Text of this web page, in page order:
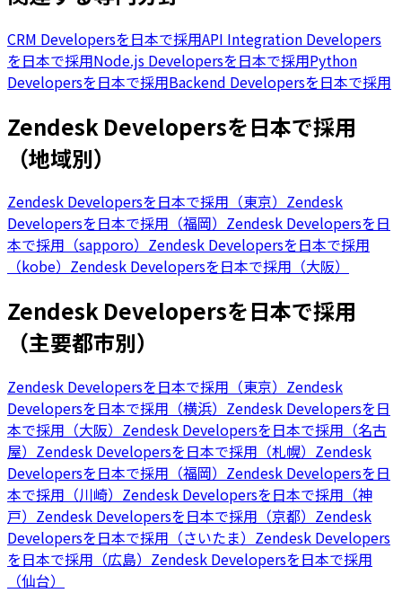
CRM Developersを日本で採用API Integration Developers
を日本で採用Node.js Developersを日本で採用Python
Developersを日本で採用Backend Developersを日本で採用
Zendesk Developersを日本で採用
（地域別）
Zendesk Developersを日本で採用（東京） Zendesk
Developersを日本で採用（福岡） Zendesk Developersを日
本で採用（sapporo） Zendesk Developersを日本で採用
（kobe） Zendesk Developersを日本で採用（大阪）
Zendesk Developersを日本で採用
（主要都市別）
Zendesk Developersを日本で採用（東京） Zendesk
Developersを日本で採用（横浜） Zendesk Developersを日
本で採用（大阪） Zendesk Developersを日本で採用（名古
屋） Zendesk Developersを日本で採用（札幌） Zendesk
Developersを日本で採用（福岡） Zendesk Developersを日
本で採用（川崎） Zendesk Developersを日本で採用（神
戸） Zendesk Developersを日本で採用（京都） Zendesk
Developersを日本で採用（さいたま） Zendesk Developers
を日本で採用（広島） Zendesk Developersを日本で採用
（仙台）